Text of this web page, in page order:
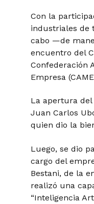
Con la
industriales de
cabo —de
encuentro del
Confederación
Empresa
La apertura del
Juan Carlos
quien dio la
Luego, se dio
cargo del
Bestani, de la
realizó una
“Inteligencia